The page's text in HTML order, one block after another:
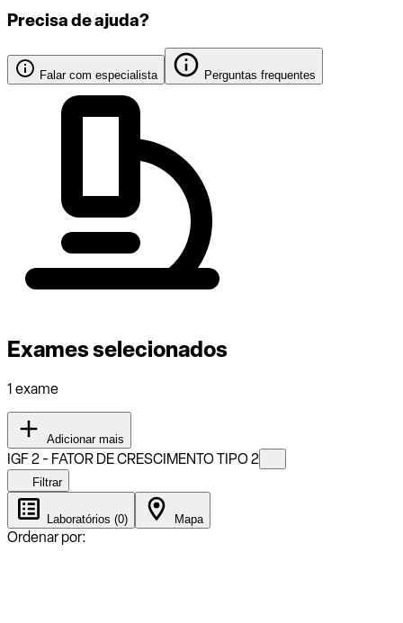
Precisa de ajuda?
Falar com especialista Perguntas frequentes
Exames selecionados
1 exame
Adicionar mais
IGF 2 - FATOR DE CRESCIMENTO TIPO 2
Filtrar
Laboratórios (0) Mapa
Ordenar por: